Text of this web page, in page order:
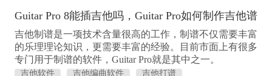
Guitar Pro 8能插吉他吗，Guitar Pro如何制作吉他谱
吉他制谱是一项技术含量很高的工作，制谱不仅需要丰富
的乐理理论知识，更需要丰富的经验。目前市面上有很多
专门用于制谱的软件，Guitar Pro就是其中之一。
吉他软件 吉他编曲软件 吉他打谱